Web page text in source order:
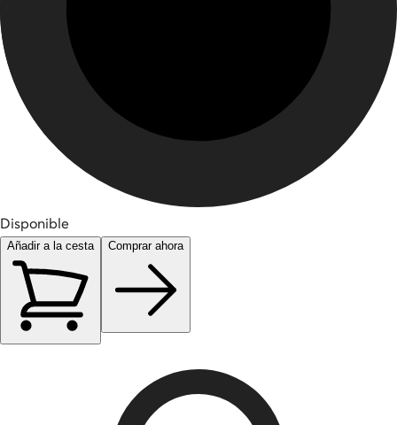
Disponible
Añadir a la cesta Comprar ahora